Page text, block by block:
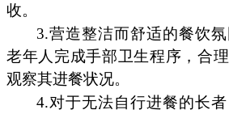
收。
3.营造整洁而舒适的餐饮
老年人完成手部卫生程序，合
观察其进餐状况。
4.对于无法自行进餐的长